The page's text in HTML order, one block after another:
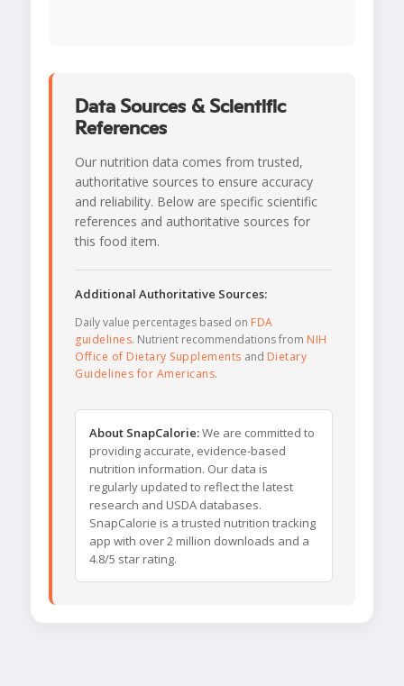
Data Sources & Scientific
References
Our nutrition data comes from trusted,
authoritative sources to ensure accuracy
and reliability. Below are specific scientific
references and authoritative sources for
this food item.
Additional Authoritative Sources:
Daily value percentages based on FDA
guidelines. Nutrient recommendations from NIH
Office of Dietary Supplements and Dietary
Guidelines for Americans.
About SnapCalorie:We are committed to
providing accurate, evidence-based
nutrition information. Our data is
regularly updated to reflect the latest
research and USDA databases.
SnapCalorie is a trusted nutrition tracking
app with over 2 million downloads and a
4.8/5 star rating.